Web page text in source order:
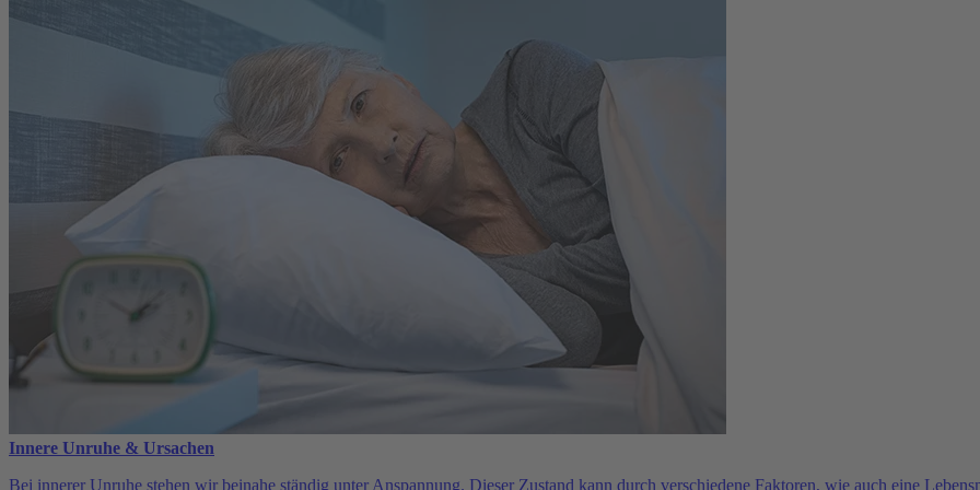
Innere Unruhe & Ursachen
Bei innerer Unruhe stehen wir beinahe ständig unter Anspannung. Dieser Zustand kann durch verschiedene Faktoren, wie auch eine